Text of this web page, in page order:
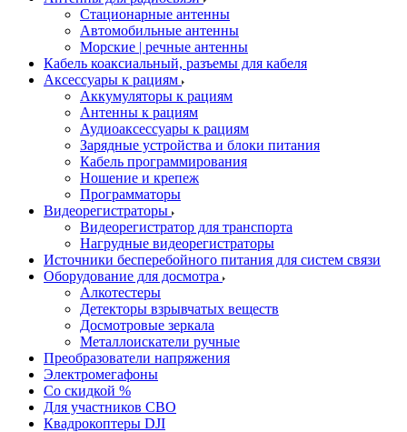
Стационарные антенны
Автомобильные антенны
Морские | речные антенны
Кабель коаксиальный, разъемы для кабеля
Аксессуары к рациям
Аккумуляторы к рациям
Антенны к рациям
Аудиоаксессуары к рациям
Зарядные устройства и блоки питания
Кабель программирования
Ношение и крепеж
Программаторы
Видеорегистраторы
Видеорегистратор для транспорта
Нагрудные видеорегистраторы
Источники бесперебойного питания для систем связи
Оборудование для досмотра
Алкотестеры
Детекторы взрывчатых веществ
Досмотровые зеркала
Металлоискатели ручные
Преобразователи напряжения
Электромегафоны
Со скидкой %
Для участников СВО
Квадрокоптеры DJI